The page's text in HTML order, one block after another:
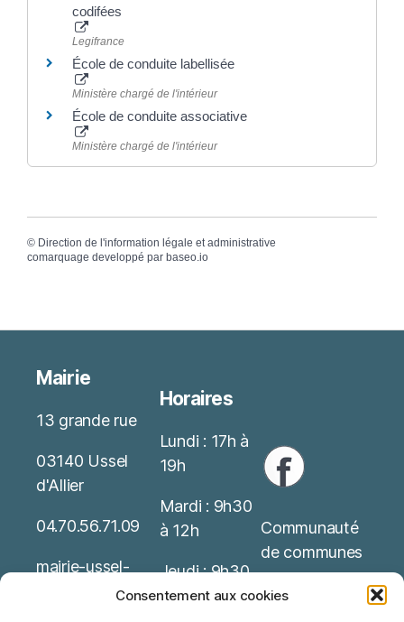
Consentement aux cookies
codifées
Legifrance
École de conduite labellisée
Ministère chargé de l'intérieur
École de conduite associative
Ministère chargé de l'intérieur
© Direction de l'information légale et administrative
comarquage developpé par baseo.io
Mairie
13 grande rue
03140 Ussel
d'Allier
04.70.56.71.09
mairie-ussel-
allier(at)wanado
Horaires
Lundi : 17h à
19h
Mardi : 9h30
à 12h
Jeudi : 9h30
à 12h
Communauté
de communes
Service Public